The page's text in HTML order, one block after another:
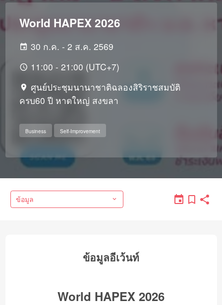
World HAPEX 2026
30 ก.ค. - 2 ส.ค. 2569
11:00 - 21:00 (UTC+7)
ศูนย์ประชุมนานาชาติฉลองสิริราชสมบัติ
ครบ60 ปี หาดใหญ่ สงขลา
Business Self-Improvement
ข้อมูล
ข้อมูลอีเว้นท์
World HAPEX 2026